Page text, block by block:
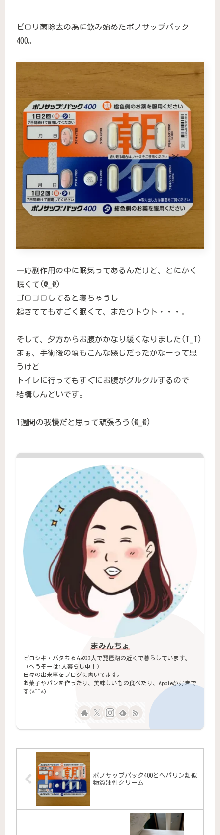
ピロリ菌除去の為に飲み始めたボノサップパック
400。
一応副作用の中に眠気ってあるんだけど、とにかく
眠くて(@_@)
ゴロゴロしてると寝ちゃうし
起きててもすごく眠くて、またウトウト・・・。
そして、夕方からお腹がかなり緩くなりました(T_T)
まぁ、手術後の頃もこんな感じだったかなーって思
うけど
トイレに行ってもすぐにお腹がグルグルするので
結構しんどいです。
1週間の我慢だと思って頑張ろう(@_@)
まみんちょ
ピロシキ・バタちゃんの3人で琵琶湖の近くで暮らしています。
（へうぞーは1人暮らし中！）
日々の出来事をブログに書いてます。
お菓子やパンを作ったり、美味しいもの食べたり、Appleが好きで
す(*^^*)
ボノサップパック400とヘパリン類似
物質油性クリーム